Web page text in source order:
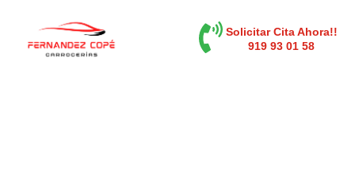
Solicitar Cita Ahora!!
919 93 01 58